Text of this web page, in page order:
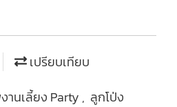
เปรียบเทียบ
านเลี้ยง Party , ลูกโป่ง